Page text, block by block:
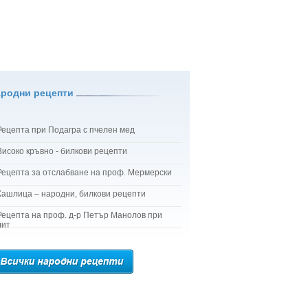
рецепти
при Подагра с пчелен мед
кръвно - билкови рецепти
за отслабване на проф. Мермерски
– народни, билкови рецепти
на проф. д-р Петър Манолов при